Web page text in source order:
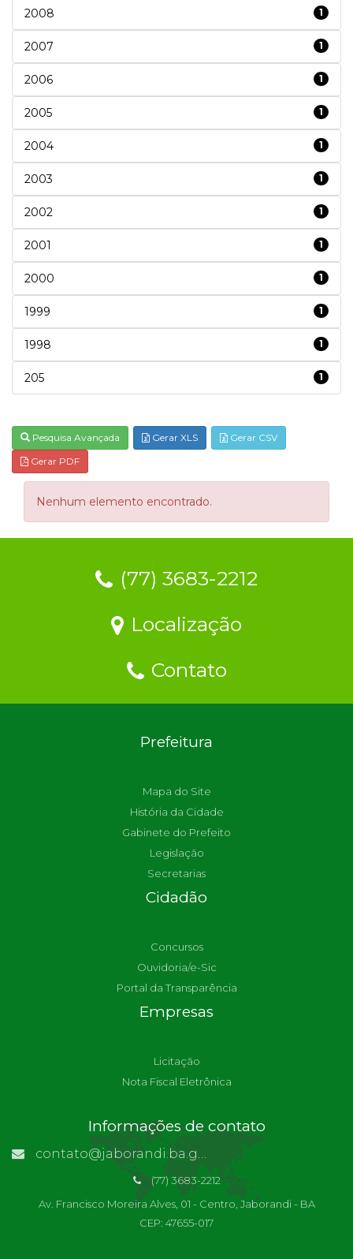
2008 1
2007 1
2006 1
2005 1
2004 1
2003 1
2002 1
2001 1
2000 1
1999 1
1998 1
205 1
Pesquisa Avançada Gerar XLS
Gerar CSV
Gerar PDF
Nenhum elemento encontrado.
(77) 3683-2212
Localização
Contato
Prefeitura
Mapa do Site
História da Cidade
Gabinete do Prefeito
Legislação
Secretarias
Cidadão
Concursos
Ouvidoria/e-Sic
Portal da Transparência
Empresas
Licitação
Nota Fiscal Eletrônica
Informações de contato
contato@jaborandi.ba.gov.br | Funcionário Responsável: Ronaldo Da Paz Dourado
(77) 3683-2212
Av. Francisco Moreira Alves, 01 - Centro, Jaborandi - BA
CEP: 47655-017